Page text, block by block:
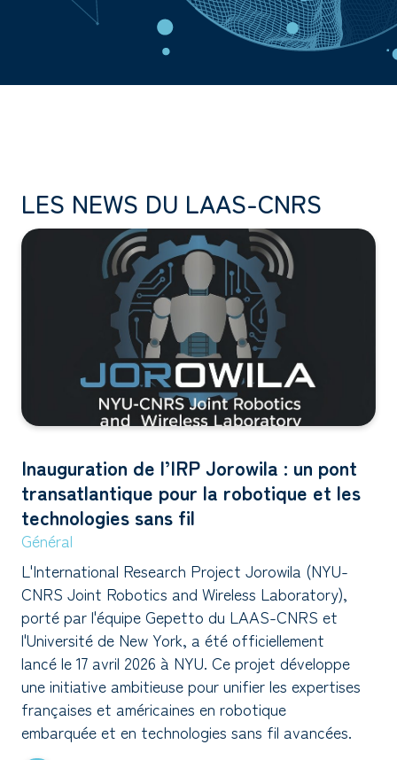
LES NEWS DU LAAS-CNRS
Inauguration de l’IRP Jorowila : un pont
transatlantique pour la robotique et les
technologies sans fil
Général
L'International Research Project Jorowila (NYU-
CNRS Joint Robotics and Wireless Laboratory),
porté par l'équipe Gepetto du LAAS-CNRS et
l'Université de New York, a été officiellement
lancé le 17 avril 2026 à NYU. Ce projet développe
une initiative ambitieuse pour unifier les expertises
françaises et américaines en robotique
embarquée et en technologies sans fil avancées.